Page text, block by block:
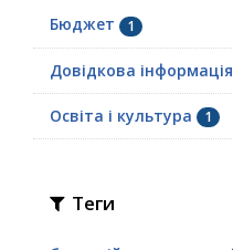
Бюджет 1
Довідкова інформація
Освіта і культура 1
Теги